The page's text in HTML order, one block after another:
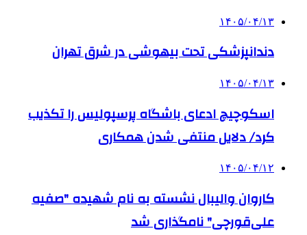
۱۴۰۵/۰۴/۱۳
دندانپزشکی تحت بیهوشی در شرق تهران
۱۴۰۵/۰۴/۱۳
اسکوچیچ ادعای باشگاه پرسپولیس را تکذیب
کرد/ دلایل منتفی شدن همکاری
۱۴۰۵/۰۴/۱۲
کاروان والیبال نشسته به نام شهیده "صفیه
علی‌قورچی" نامگذاری شد